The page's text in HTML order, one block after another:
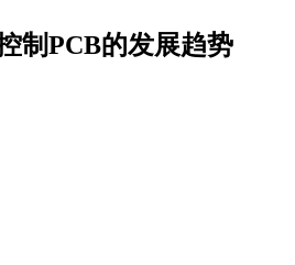
制PCB的发展趋势